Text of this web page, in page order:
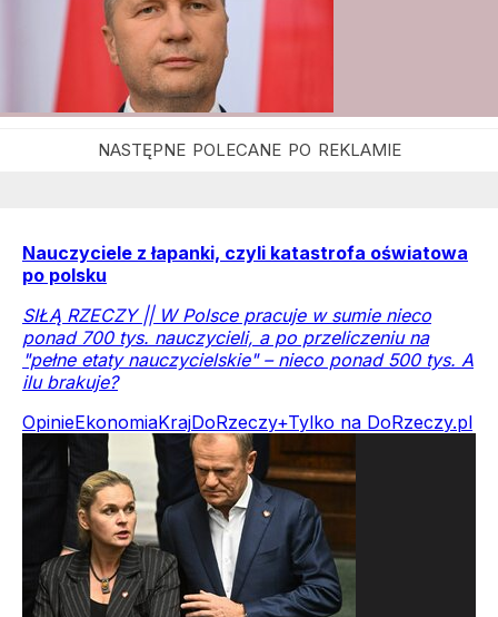
Nauczyciele z łapanki, czyli katastrofa oświatowa
po polsku
SIŁĄ RZECZY || W Polsce pracuje w sumie nieco
ponad 700 tys. nauczycieli, a po przeliczeniu na
"pełne etaty nauczycielskie" – nieco ponad 500 tys. A
ilu brakuje?
OpinieEkonomiaKrajDoRzeczy+Tylko na DoRzeczy.pl